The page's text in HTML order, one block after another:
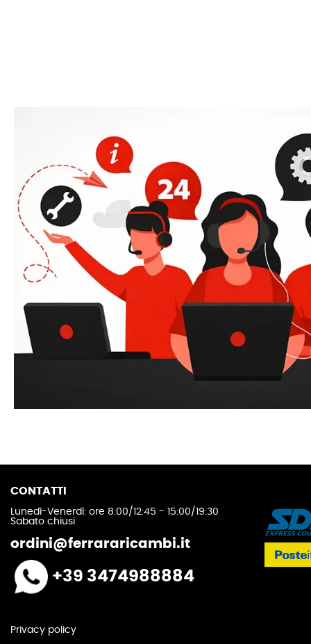
CONTATTI
Lunedì-Venerdì: ore 8:00/12:45 - 15:00/19:30
Sabato chiusi
ordini@ferrararicambi.it
+39 3474988884
Privacy policy